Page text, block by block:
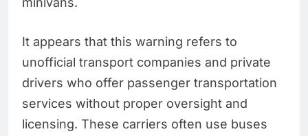
It appears that this warning refers to
unofficial transport companies and private
drivers who offer passenger transportation
services without proper oversight and
licensing. These carriers often use buses